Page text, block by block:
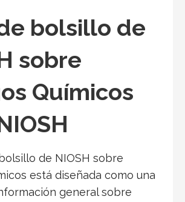
bolsillo de
sobre
Químicos
de NIOSH sobre
está diseñada como una
general sobre